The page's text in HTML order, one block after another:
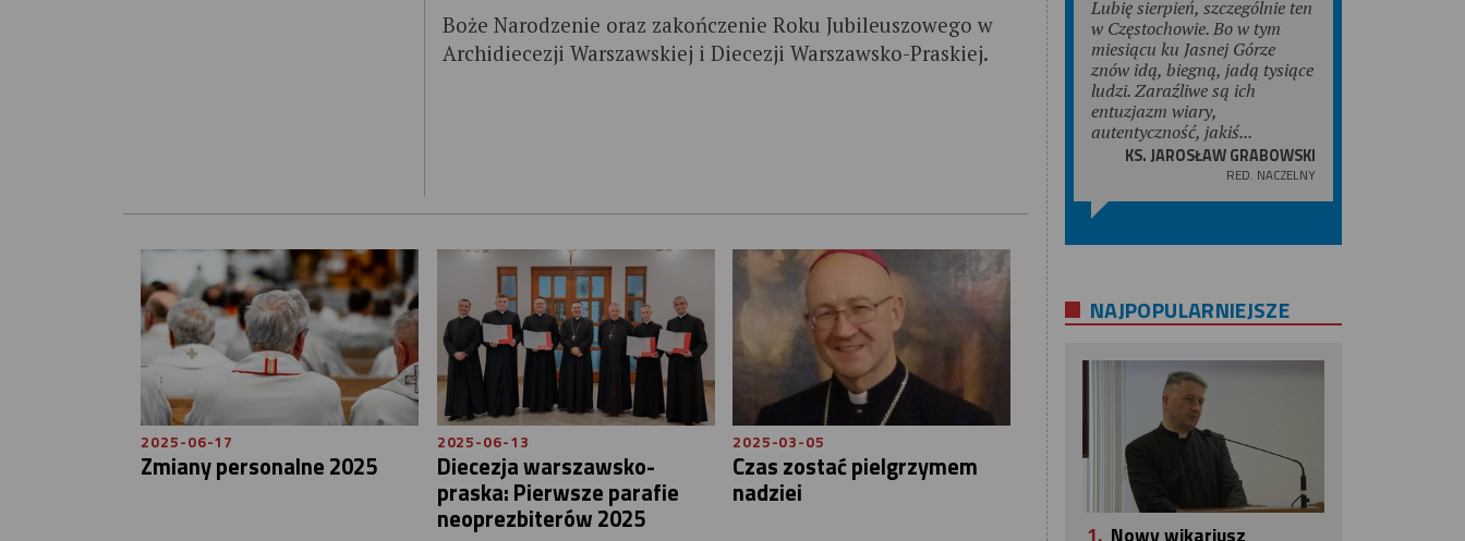
Boże Narodzenie oraz zakończenie Roku Jubileuszowego w
Archidiecezji Warszawskiej i Diecezji Warszawsko-Praskiej.
2025-06-17
Zmiany personalne 2025
2025-06-13
Diecezja warszawsko-
praska: Pierwsze parafie
neoprezbiterów 2025
2025-03-05
Czas zostać pielgrzymem
nadziei
Lubię sierpień, szczególnie ten
w Częstochowie. Bo w tym
miesiącu ku Jasnej Górze
znów idą, biegną, jadą tysiące
ludzi. Zaraźliwe są ich
entuzjazm wiary,
autentyczność, jakiś...
KS. JAROSŁAW GRABOWSKI
RED. NACZELNY
NAJPOPULARNIEJSZE